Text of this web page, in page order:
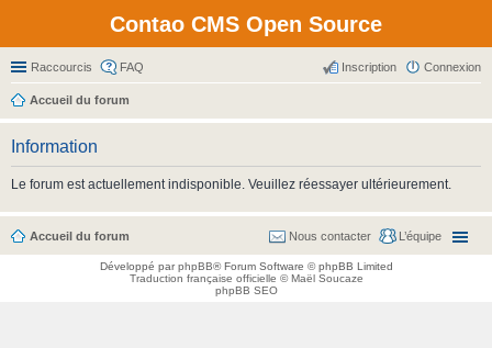
Contao CMS Open Source
Raccourcis FAQ Connexion
Inscription
Accueil du forum
Information
Le forum est actuellement indisponible. Veuillez réessayer ultérieurement.
Accueil du forum L’équipe
Nous contacter
Développé parphpBB® Forum Software © phpBB Limited
Traduction française officielle ©Maël Soucaze
phpBB SEO